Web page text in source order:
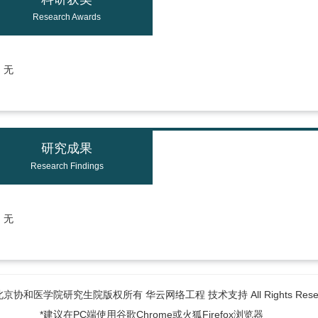
Research Awards
无
研究成果
Research Findings
无
协和医学院研究生院版权所有 华云网络工程 技术支持 All Rights
*建议在PC端使用谷歌Chrome或火狐Firefox浏览器